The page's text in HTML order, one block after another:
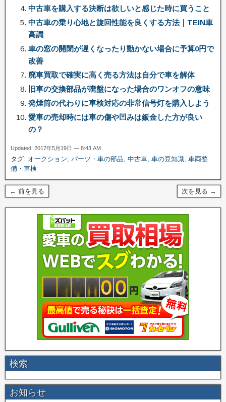
中古車を購入する決断は欲しいと感じた時に買うこと
中古車の乗り心地と旋回性能を良くする方法｜TEIN車
高調
車の窓の開閉が遅くなったり動かない場合に予算0円で
改善
廃車買取で確実に高く売る方法は自分で車を解体
旧車の交換部品が廃盤になった場合のワンオフの意味
発煙筒の代わりに車検対応の非常信号灯を購入しよう
愛車の売却時には車の傷や凹みは鈑金した方が良い
の？
Updated: 2017年5月19日 — 8:43 AM
タグ: オークション, パーツ・車の部品, 中古車, 車の豆知識, 車両整
備・車検
← 前を見る 次を見る →
検索
お知らせ